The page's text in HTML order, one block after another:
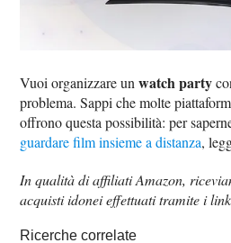
Vuoi organizzare unwatch party
problema. Sappi che molte
offrono questa possibilità: per
guardare film insieme a distanza,
In qualità di affiliati Amazon,
acquisti idonei effettuati tramite i